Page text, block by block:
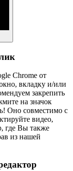
Chrome от
вкладку и/или
закрепить
на значок
Оно совместимо с
видео,
где Вы также
из нашей